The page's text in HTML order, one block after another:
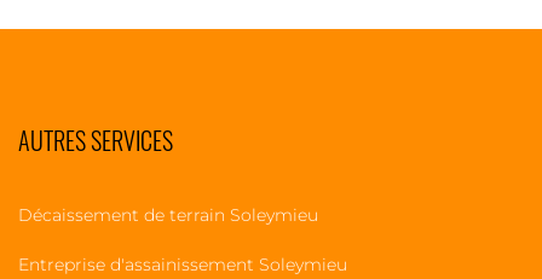
AUTRES SERVICES
Décaissement de terrain Soleymieu
Entreprise d'assainissement Soleymieu